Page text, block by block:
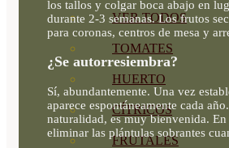
VER TODOS
TOMATES
HUERTO
CÍTRICOS
FRUTALES
los tallos y colgar boca abajo en
durante 2-3 semanas. Los frutos
para coronas, centros de mesa y
¿Se autorresiembra?
Sí, abundantemente. Una vez
aparece espontáneamente cada
naturalidad, es muy bienvenida.
eliminar las plántulas sobrantes